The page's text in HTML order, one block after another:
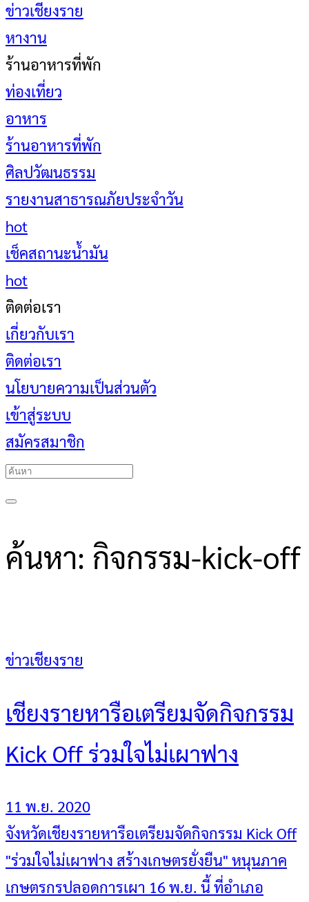
ข่าวเชียงราย
หางาน
ร้านอาหารที่พัก
ท่องเที่ยว
อาหาร
ร้านอาหารที่พัก
ศิลปวัฒนธรรม
รายงานสาธารณภัยประจำวัน
hot
เช็คสถานะน้ำมัน
hot
ติดต่อเรา
เกี่ยวกับเรา
ติดต่อเรา
นโยบายความเป็นส่วนตัว
เข้าสู่ระบบ
สมัครสมาชิก
ค้นหา: กิจกรรม-kick-off
ข่าวเชียงราย
เชียงรายหารือเตรียมจัดกิจกรรม
Kick Off ร่วมใจไม่เผาฟาง
11 พ.ย. 2020
จังหวัดเชียงรายหารือเตรียมจัดกิจกรรม Kick Off
"ร่วมใจไม่เผาฟาง สร้างเกษตรยั่งยืน" หนุนภาค
เกษตรกรปลอดการเผา 16 พ.ย. นี้ ที่อำเภอ